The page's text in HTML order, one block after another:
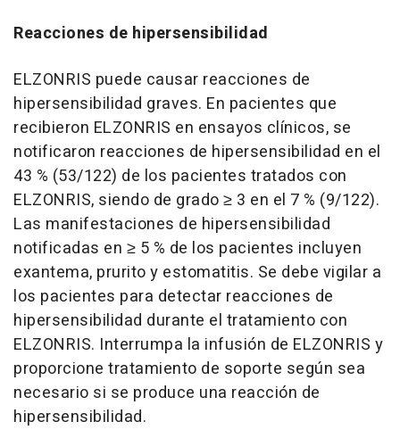
Reacciones de hipersensibilidad
ELZONRIS puede causar reacciones de
hipersensibilidad graves. En pacientes que
recibieron ELZONRIS en ensayos clínicos, se
notificaron reacciones de hipersensibilidad en el
43 % (53/122) de los pacientes tratados con
ELZONRIS, siendo de grado ≥ 3 en el 7 % (9/122).
Las manifestaciones de hipersensibilidad
notificadas en ≥ 5 % de los pacientes incluyen
exantema, prurito y estomatitis. Se debe vigilar a
los pacientes para detectar reacciones de
hipersensibilidad durante el tratamiento con
ELZONRIS. Interrumpa la infusión de ELZONRIS y
proporcione tratamiento de soporte según sea
necesario si se produce una reacción de
hipersensibilidad.